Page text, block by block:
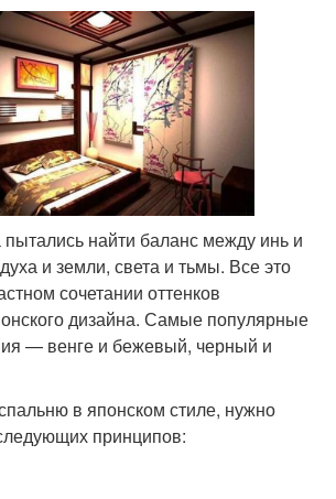
найти баланс между инь и
и земли, света и тьмы. Все это
сочетании оттенков
дизайна. Самые популярные
— венге и бежевый, черный и
в японском стиле, нужно
принципов: